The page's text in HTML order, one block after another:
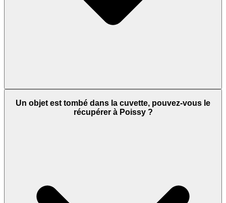
Un objet est tombé dans la cuvette, pouvez-vous le
récupérer à Poissy ?